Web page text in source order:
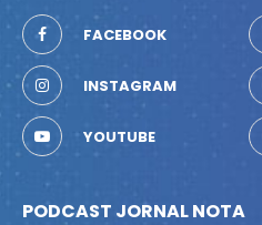
FACEBOOK
INSTAGRAM
YOUTUBE
PODCAST JORNAL NOTA